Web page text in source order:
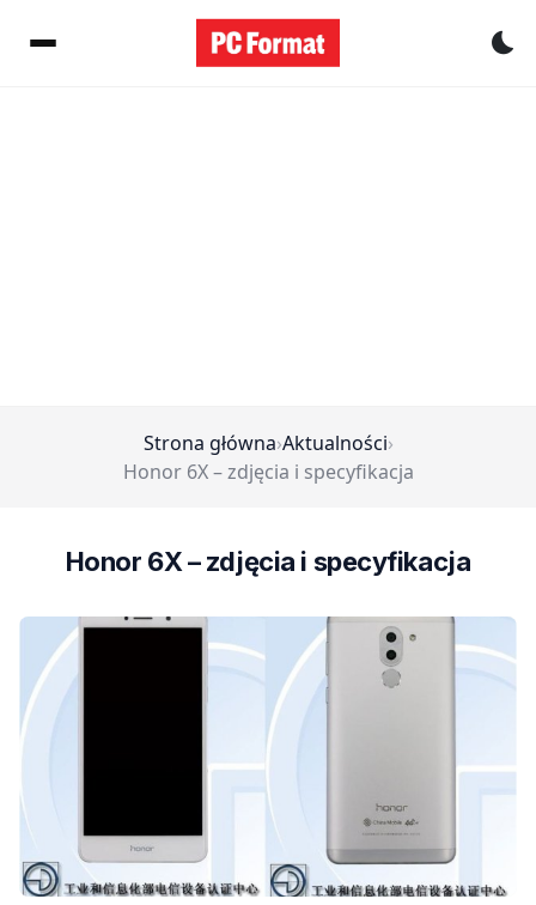
Strona główna›Aktualności›
Honor 6X – zdjęcia i specyfikacja
Honor 6X – zdjęcia i specyfikacja